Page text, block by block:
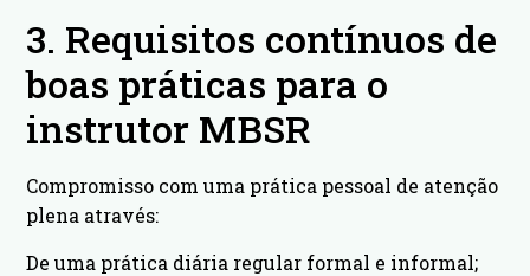
3. Requisitos contínuos de
boas práticas para o
instrutor MBSR
Compromisso com uma prática pessoal de atenção
plena através:
De uma prática diária regular formal e informal;